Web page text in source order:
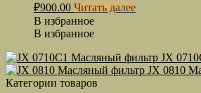
₽900.00 Читать далее
В избранное
В избранное
JX
JX 0810
Категории товаров